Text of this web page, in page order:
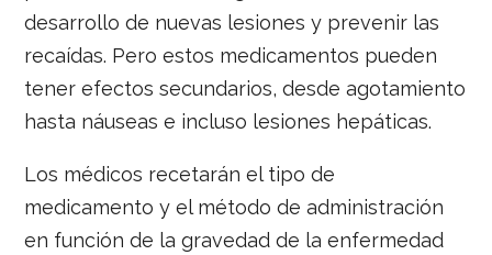
desarrollo de nuevas lesiones y prevenir las
recaídas. Pero estos medicamentos pueden
tener efectos secundarios, desde agotamiento
hasta náuseas e incluso lesiones hepáticas.
Los médicos recetarán el tipo de
medicamento y el método de administración
en función de la gravedad de la enfermedad